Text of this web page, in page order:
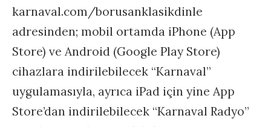
karnaval.com/borusanklasikdinle
adresinden; mobil ortamda iPhone (App
Store) ve Android (Google Play Store)
cihazlara indirilebilecek “Karnaval”
uygulamasıyla, ayrıca iPad için yine App
Store’dan indirilebilecek “Karnaval Radyo”